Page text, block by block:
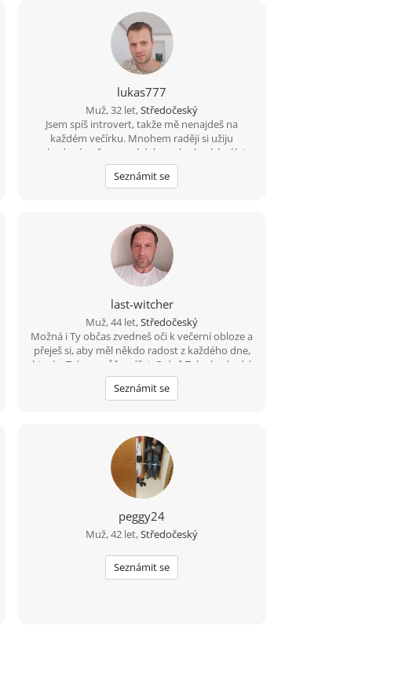
lukas777
Muž, 32 let,Středočeský
Jsem spíš introvert, takže mě nenajdeš na
každém večírku. Mnohem raději si užiju
pohodový večer, procházku nebo hezký výlet.
Hledám holku, se kterou nám bude dobře i v
obyčejných chvílích. Když si budeme rozumět,
Seznámit se
last-witcher
Muž, 44 let,Středočeský
Možná i Ty občas zvedneš oči k večerní obloze a
přeješ si, aby měl někdo radost z každého dne,
který s Tebou může sdílet. Právě Tebe bych rád
poznal.
Seznámit se
peggy24
Muž, 42 let,Středočeský
Seznámit se